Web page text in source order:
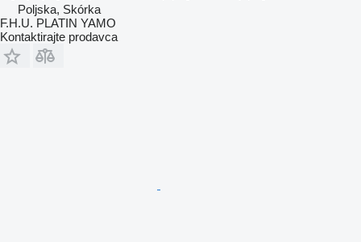
Poljska, Skórka
F.H.U. PLATIN YAMO
Kontaktirajte prodavca